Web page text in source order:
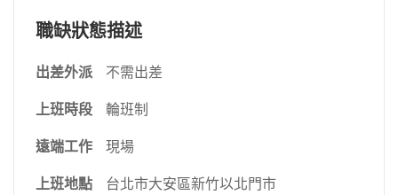
職缺狀態描述
出差外派
不需出差
上班時段
輪班制
遠端工作
現場
上班地點
台北市大安區新竹以北門市